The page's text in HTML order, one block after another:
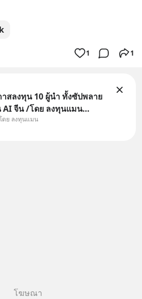
1 1
สลงทุน 10 ผู้นำ ทั้งซัปพลาย
AI จีน /โดย ลงทุนแมน
ทุนตรง คัด 10 ผู้นำเน้น ๆ ใน
ดย ลงทุนแมน
โฆษณา